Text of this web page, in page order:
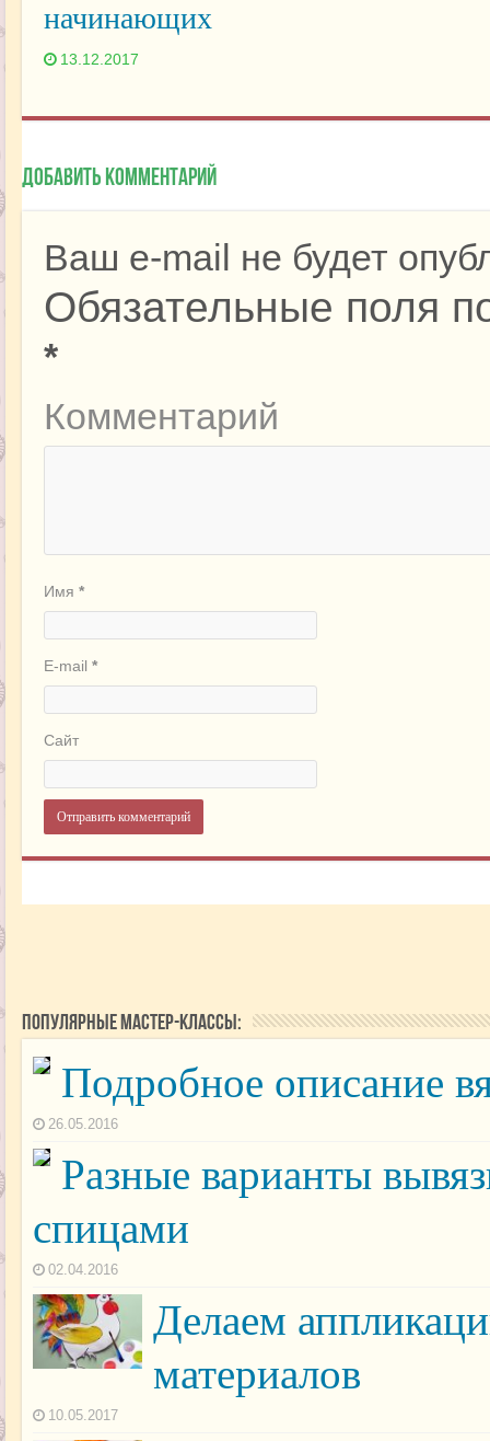
начинающих
13.12.2017
Добавить комментарий
Ваш e-mail не будет
Обязательные поля
*
Комментарий
Имя *
E-mail *
Сайт
Популярные мастер-классы:
Подробное описание
26.05.2016
Разные варианты
спицами
02.04.2016
Делаем
материалов
10.05.2017